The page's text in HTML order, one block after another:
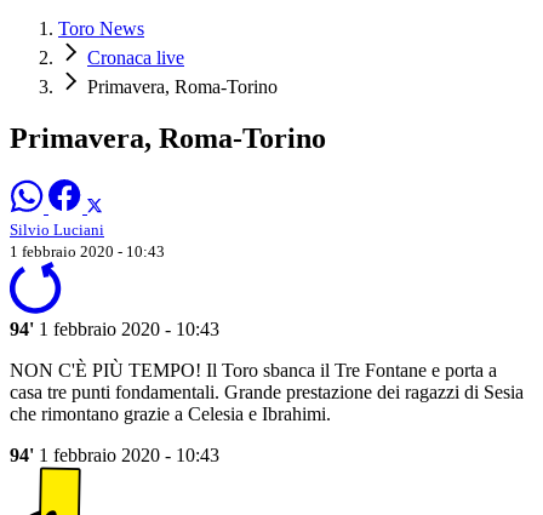
Toro News
Cronaca live
Primavera, Roma-Torino
Primavera, Roma-Torino
Silvio Luciani
1 febbraio 2020 - 10:43
94' 1 febbraio 2020 - 10:43
NON C'È PIÙ TEMPO! Il Toro sbanca il Tre Fontane e porta a
casa tre punti fondamentali. Grande prestazione dei ragazzi di Sesia
che rimontano grazie a Celesia e Ibrahimi.
94' 1 febbraio 2020 - 10:43